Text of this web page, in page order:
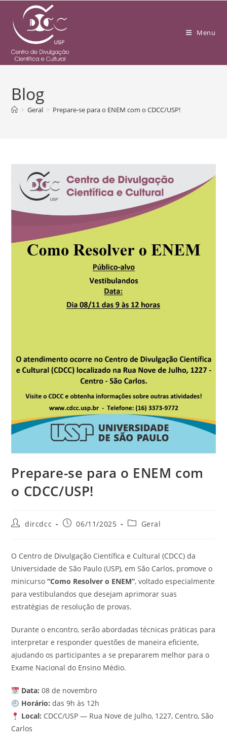
Menu
Blog
> Geral > Prepare-se para o ENEM com o CDCC/USP!
Prepare-se para o ENEM com
o CDCC/USP!
dircdcc 06/11/2025 Geral
O Centro de Divulgação Científica e Cultural (CDCC) da
Universidade de São Paulo (USP), em São Carlos, promove o
minicurso“Como Resolver o ENEM”, voltado especialmente
para vestibulandos que desejam aprimorar suas
estratégias de resolução de provas.
Durante o encontro, serão abordadas técnicas práticas para
interpretar e responder questões de maneira eficiente,
ajudando os participantes a se prepararem melhor para o
Exame Nacional do Ensino Médio.
Data: 08 de novembro
Horário: das 9h às 12h
Local: CDCC/USP — Rua Nove de Julho, 1227, Centro, São
Carlos